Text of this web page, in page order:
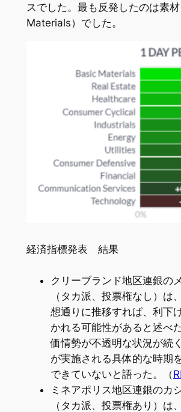
スでした。最も反発したのは素
Materials）でした。
経済指標発表 結果
クリーブランド地区連銀の
（タカ派、投票権なし）は
想通りに推移すれば、利下
かれる可能性があると述べ
価情勢が不透明な状況が続
が実施される具体的な時期
できていないと語った。（
ミネアポリス地区連銀のカ
（タカ派、投票権あり）は